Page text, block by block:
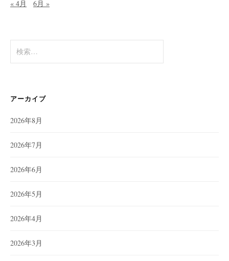
« 4月 6月 »
索:
アーカイブ
2026年8月
2026年7月
2026年6月
2026年5月
2026年4月
2026年3月